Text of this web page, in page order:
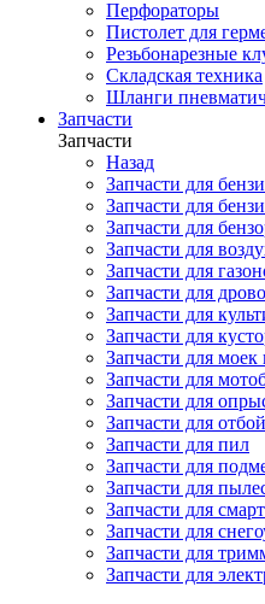
Перфораторы
Пистолет для
Резьбонарезные
Складская техника
Шланги
Запчасти
Запчасти
Назад
Запчасти для
Запчасти для
Запчасти для
Запчасти для
Запчасти для
Запчасти для
Запчасти для
Запчасти для
Запчасти для
Запчасти для
Запчасти для
Запчасти для
Запчасти для пил
Запчасти для
Запчасти для
Запчасти для
Запчасти для
Запчасти для
Запчасти для